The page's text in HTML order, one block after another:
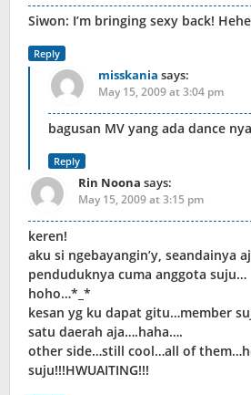
Siwon: I’m bringing sexy back!
Reply
misskania says:
May 15, 2009 at 3:04 pm
bagusan MV yang ada dance
Reply
Rin Noona says:
May 15, 2009 at 3:15 pm
keren!
aku si ngebayangin’y, seandainya
penduduknya cuma anggota suju…
hoho…*_*
kesan yg ku dapat gitu…member
satu daerah aja….haha….
other side…still cool…all of
suju!!!HWUAITING!!!